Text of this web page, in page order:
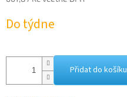
cena:
Do týdne
Přidat do košíku